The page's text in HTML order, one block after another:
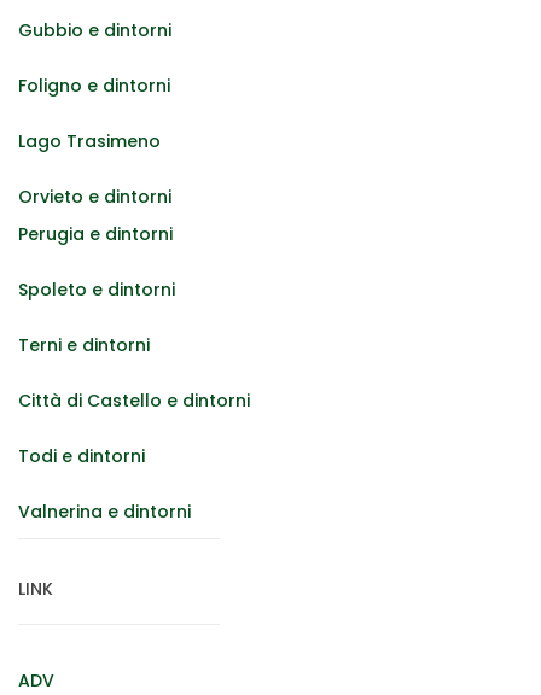
Gubbio e dintorni
Foligno e dintorni
Lago Trasimeno
Orvieto e dintorni
Perugia e dintorni
Spoleto e dintorni
Terni e dintorni
Città di Castello e dintorni
Todi e dintorni
Valnerina e dintorni
LINK
ADV